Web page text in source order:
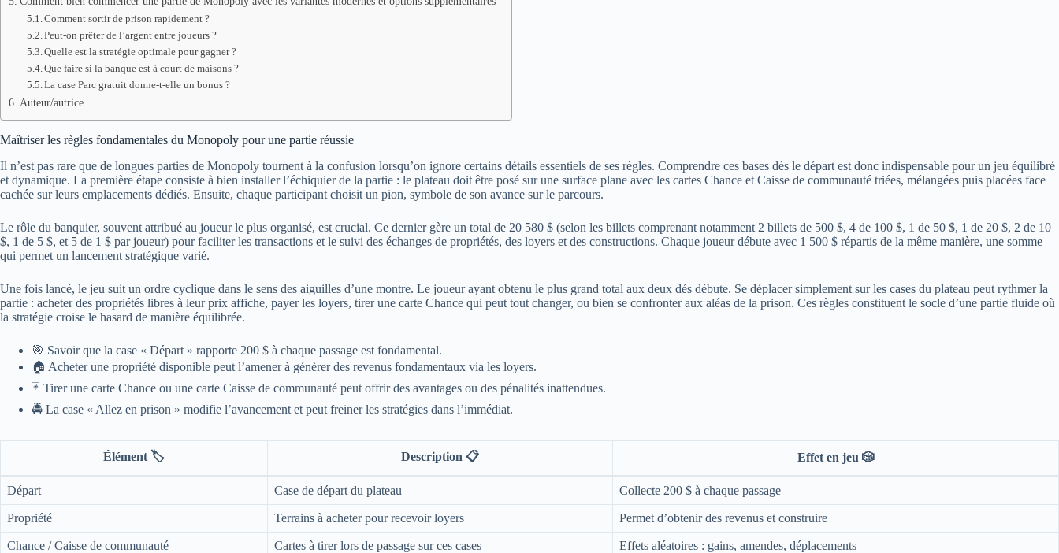
Comment sortir de prison rapidement ?
Peut-on prêter de l’argent entre joueurs ?
Quelle est la stratégie optimale pour gagner ?
Que faire si la banque est à court de maisons ?
La case Parc gratuit donne-t-elle un bonus ?
Auteur/autrice
Maîtriser les règles fondamentales du Monopoly pour une partie réussie
Il n’est pas rare que de longues parties de Monopoly tournent à la confusion lorsqu’on ignore certains détails essentiels de ses règles. Comprendre ces bases dès le départ est donc indispensable pour un jeu équilibré
et dynamique. La première étape consiste à bien installer l’échiquier de la partie : le plateau doit être posé sur une surface plane avec les cartes Chance et Caisse de communauté triées, mélangées puis placées face
cachée sur leurs emplacements dédiés. Ensuite, chaque participant choisit un pion, symbole de son avance sur le parcours.
Le rôle du banquier, souvent attribué au joueur le plus organisé, est crucial. Ce dernier gère un total de 20 580 $ (selon les billets comprenant notamment 2 billets de 500 $, 4 de 100 $, 1 de 50 $, 1 de 20 $, 2 de 10
$, 1 de 5 $, et 5 de 1 $ par joueur) pour faciliter les transactions et le suivi des échanges de propriétés, des loyers et des constructions. Chaque joueur débute avec 1 500 $ répartis de la même manière, une somme
qui permet un lancement stratégique varié.
Une fois lancé, le jeu suit un ordre cyclique dans le sens des aiguilles d’une montre. Le joueur ayant obtenu le plus grand total aux deux dés débute. Se déplacer simplement sur les cases du plateau peut rythmer la
partie : acheter des propriétés libres à leur prix affiche, payer les loyers, tirer une carte Chance qui peut tout changer, ou bien se confronter aux aléas de la prison. Ces règles constituent le socle d’une partie fluide où
la stratégie croise le hasard de manière équilibrée.
🎯 Savoir que la case « Départ » rapporte 200 $ à chaque passage est fondamental.
🏠 Acheter une propriété disponible peut l’amener à génèrer des revenus fondamentaux via les loyers.
🃏 Tirer une carte Chance ou une carte Caisse de communauté peut offrir des avantages ou des pénalités inattendues.
🚔 La case « Allez en prison » modifie l’avancement et peut freiner les stratégies dans l’immédiat.
Élément 🏷️ Description 📋 Effet en jeu 🎲
Départ Case de départ du plateau Collecte 200 $ à chaque passage
Propriété Terrains à acheter pour recevoir loyers Permet d’obtenir des revenus et construire
Chance / Caisse de communauté Cartes à tirer lors de passage sur ces cases Effets aléatoires : gains, amendes, déplacements